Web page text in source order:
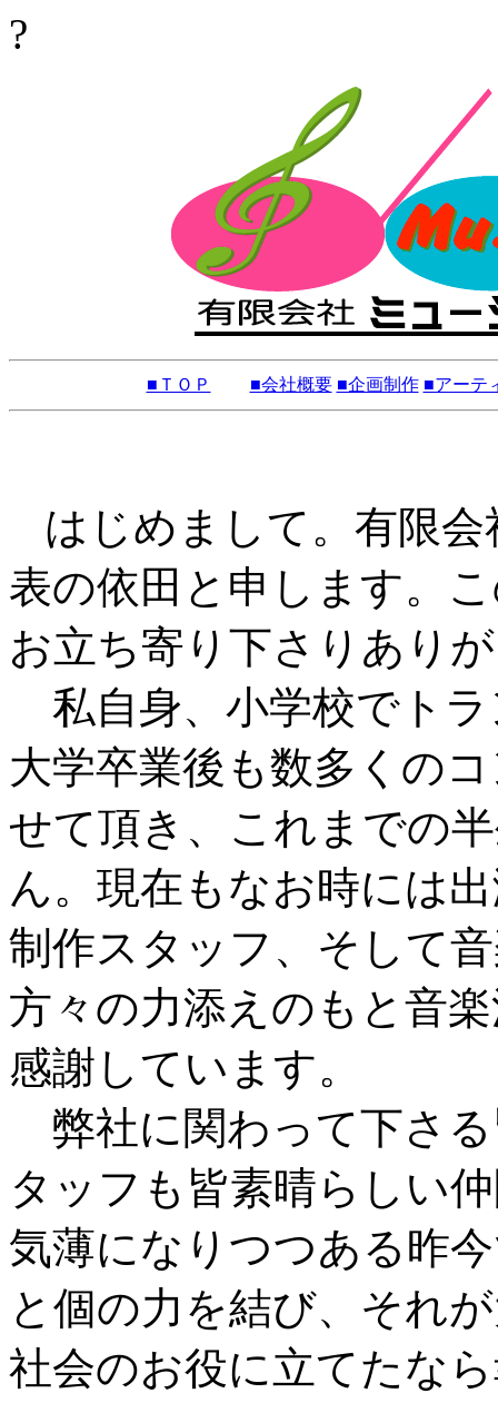
?
■ＴＯＰ ■会社概要 ■企画制作 ■アーテ
はじめまして。有限
表の依田と申します。
お立ち寄り下さりあり
私自身、小学校でト
大学卒業後も数多くの
せて頂き、これまでの
ん。現在もなお時には
制作スタッフ、そして
方々の力添えのもと音
感謝しています。
弊社に関わって下さ
タッフも皆素晴らしい
気薄になりつつある昨
と個の力を結び、それ
社会のお役に立てたな